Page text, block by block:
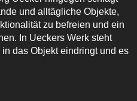
und alltägliche Objekte,
zu befreien und ein
In Ueckers Werk steht
das Objekt eindringt und es